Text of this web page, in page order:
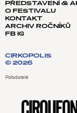
PŘEDSTAVENÍ &
O FESTIVALU
KONTAKT
ARCHIV ROČNÍKŮ
FB IG
CIRKOPOLIS
© 2026
Pořadatelé